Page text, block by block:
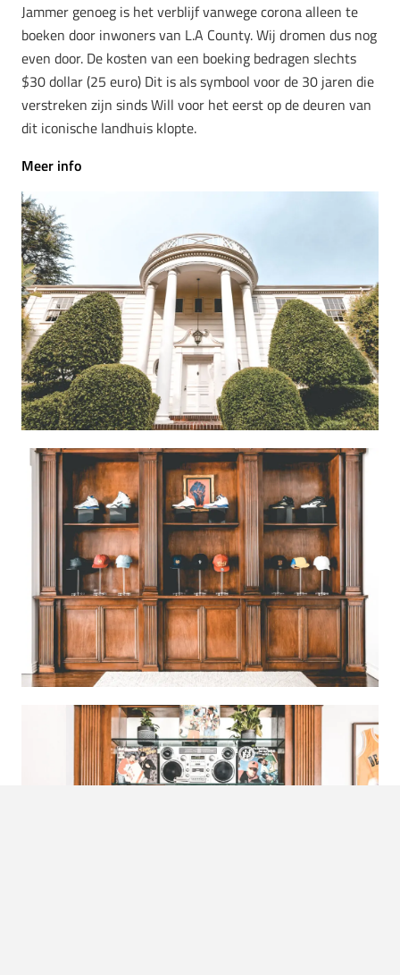
Jammer genoeg is het verblijf vanwege corona alleen te
boeken door inwoners van L.A County. Wij dromen dus nog
even door. De kosten van een boeking bedragen slechts
$30 dollar (25 euro) Dit is als symbool voor de 30 jaren die
verstreken zijn sinds Will voor het eerst op de deuren van
dit iconische landhuis klopte.
Meer info